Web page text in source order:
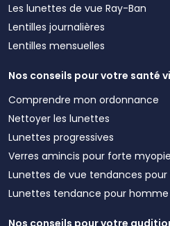
Les lunettes de vue Ray-Ban
Lentilles journalières
Lentilles mensuelles
Nos conseils pour votre santé
Comprendre mon ordonnance
Nettoyer les lunettes
Lunettes progressives
Verres amincis pour forte myopie
Lunettes de vue tendances
Lunettes tendance pour homme
Nos conseils pour votre